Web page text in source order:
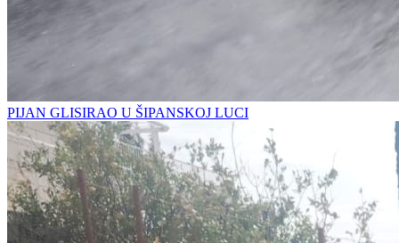
PIJAN GLISIRAO U ŠIPANSKOJ LUCI